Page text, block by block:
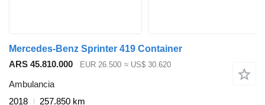
Mercedes-Benz Sprinter 419 Container
ARS 45.810.000
EUR 26.500 ≈ US$ 30.620
Ambulancia
2018
257.850 km